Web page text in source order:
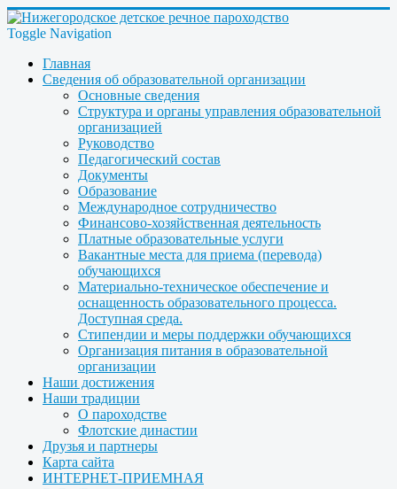
Toggle Navigation
Главная
Сведения об образовательной организации
Основные сведения
Структура и органы управления образовательной
организацией
Руководство
Педагогический состав
Документы
Образование
Международное сотрудничество
Финансово-хозяйственная деятельность
Платные образовательные услуги
Вакантные места для приема (перевода)
обучающихся
Материально-техническое обеспечение и
оснащенность образовательного процесса.
Доступная среда.
Стипендии и меры поддержки обучающихся
Организация питания в образовательной
организации
Наши достижения
Наши традиции
О пароходстве
Флотские династии
Друзья и партнеры
Карта сайта
ИНТЕРНЕТ-ПРИЕМНАЯ